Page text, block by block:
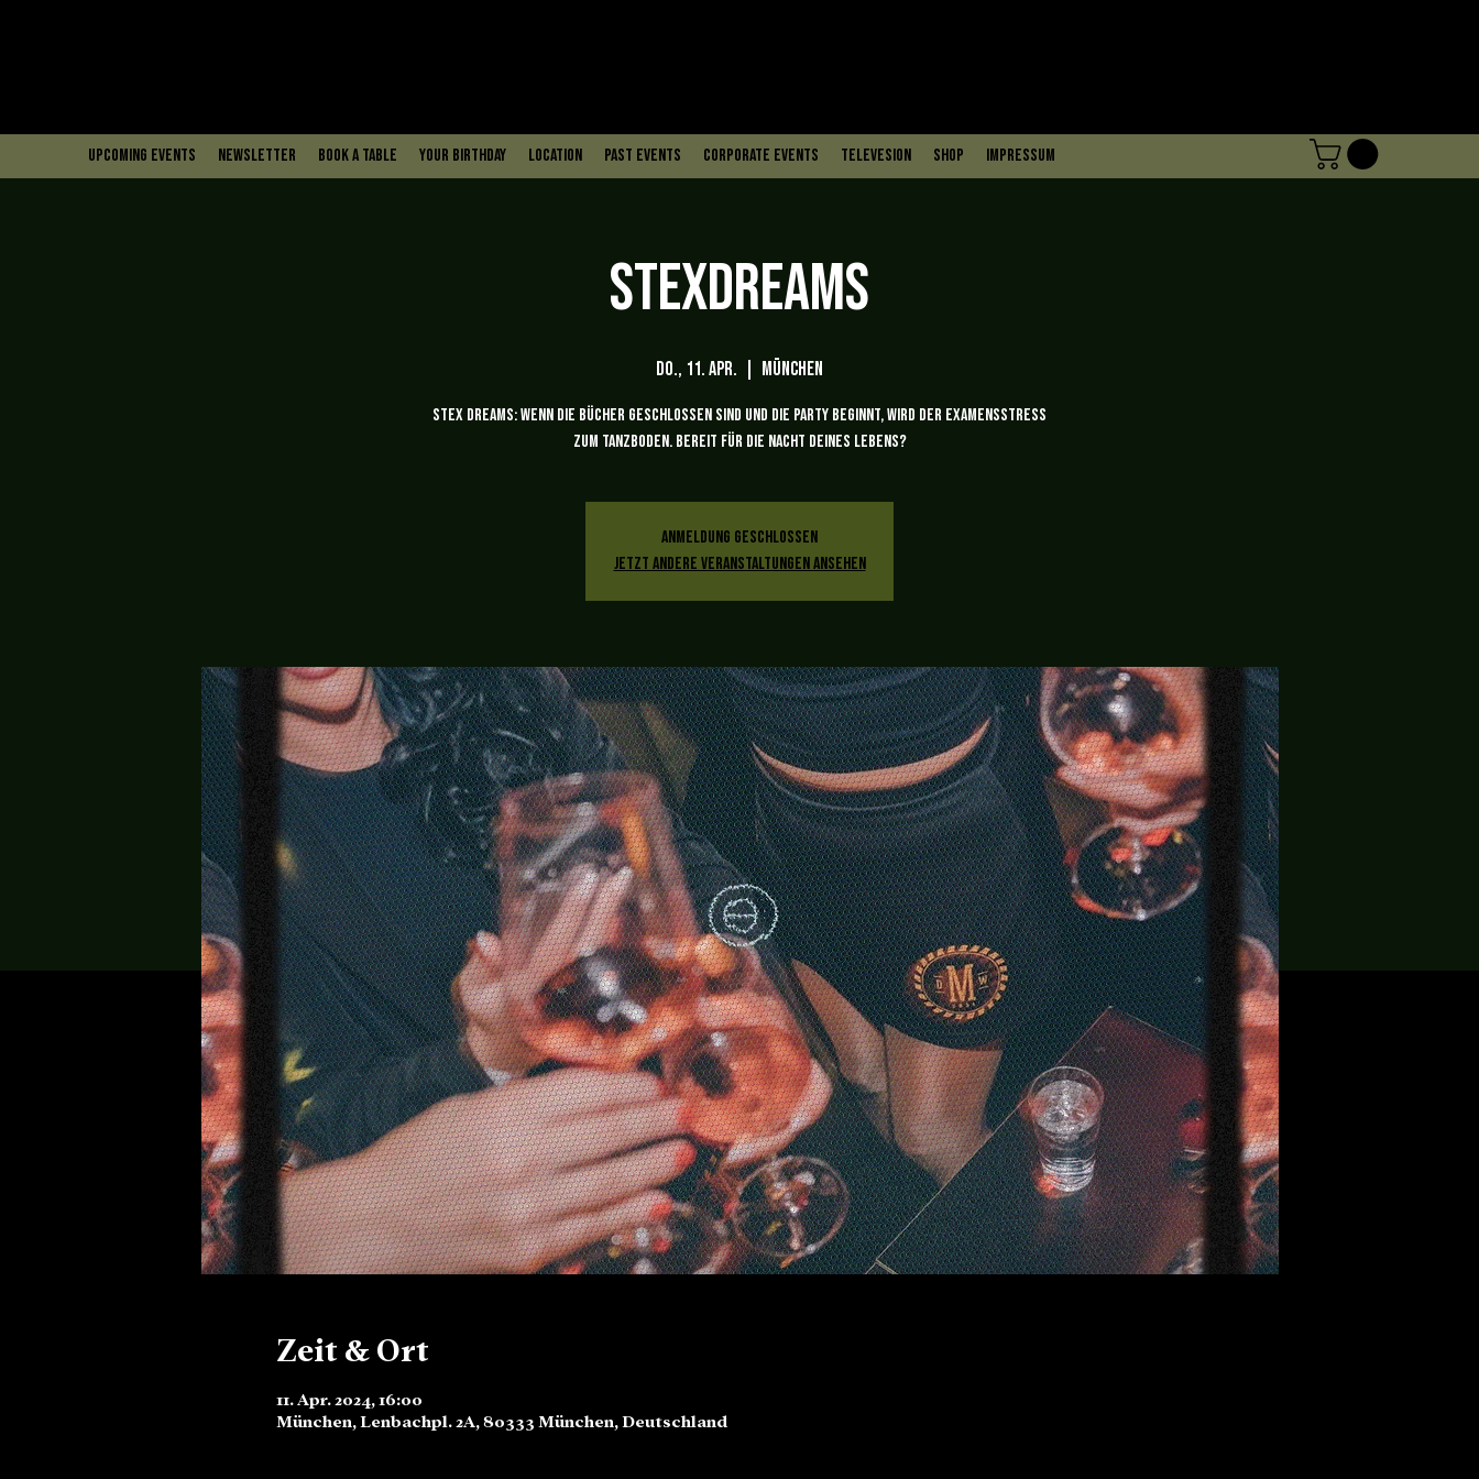
upcoming events Newsletter book a table Your Birthday Location PAST EVENTS Corporate Events Televesion Shop Impressum
StexDreams
Do., 11. Apr. München
Stex Dreams: Wenn die Bücher geschlossen sind und die Party beginnt, wird der Examensstress
zum Tanzboden. Bereit für die Nacht deines Lebens?
Anmeldung geschlossen
Jetzt andere Veranstaltungen ansehen
Zeit & Ort
11. Apr. 2024, 16:00
München, Lenbachpl. 2A, 80333 München, Deutschland